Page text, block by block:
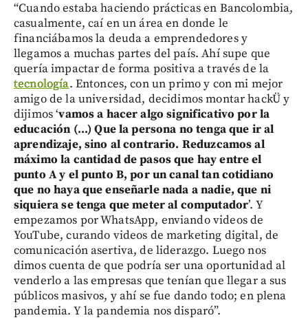
“Cuando estaba haciendo prácticas en Bancolombia,
casualmente, caí en un área en donde le
financiábamos la deuda a emprendedores y
llegamos a muchas partes del país. Ahí supe que
quería impactar de forma positiva a través de la
tecnología. Entonces, con un primo y con mi mejor
amigo de la universidad, decidimos montar hackÜ y
dijimos ‘vamos a hacer algo significativo por la
educación (...) Que la persona no tenga que ir al
aprendizaje, sino al contrario. Reduzcamos al
máximo la cantidad de pasos que hay entre el
punto A y el punto B, por un canal tan cotidiano
que no haya que enseñarle nada a nadie, que ni
siquiera se tenga que meter al computador’. Y
empezamos por WhatsApp, enviando videos de
YouTube, curando videos de marketing digital, de
comunicación asertiva, de liderazgo. Luego nos
dimos cuenta de que podría ser una oportunidad al
venderlo a las empresas que tenían que llegar a sus
públicos masivos, y ahí se fue dando todo; en plena
pandemia. Y la pandemia nos disparó”.